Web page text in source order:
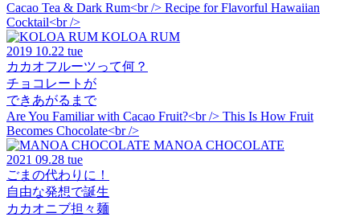
Cacao Tea & Dark Rum<br /> Recipe for Flavorful Hawaiian
Cocktail<br />
KOLOA RUM
2019 10.22 tue
カカオフルーツって何？
チョコレートが
できあがるまで
Are You Familiar with Cacao Fruit?<br /> This Is How Fruit
Becomes Chocolate<br />
MANOA CHOCOLATE
2021 09.28 tue
ごまの代わりに！
自由な発想で誕生
カカオニブ担々麺